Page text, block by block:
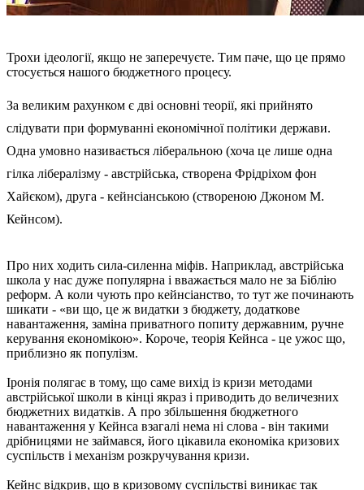
Трохи ідеології, якщо не заперечуєте. Тим паче, що це прямо
стосується нашого бюджетного процесу.
За великим рахунком є дві основні теорії, які прийнято
слідувати при формуванні економічної політики держави.
Одна умовно називається ліберальною (хоча це лише одна
гілка лібералізму - австрійська, створена Фрідріхом фон
Хайєком), друга - кейнсіанською (створеною Джоном М.
Кейнсом).
Про них ходить сила-силенна міфів. Наприклад, австрійська
школа у нас дуже популярна і вважається мало не за Біблію
реформ. А коли чують про кейнсіанство, то тут же починають
шикати - «ви що, це ж видатки з бюджету, додаткове
навантаження, заміна приватного попиту державним, ручне
керування економікою». Короче, теорія Кейнса - це ужос що,
приблизно як популізм.
Іронія полягає в тому, що саме вихід із кризи методами
австрійської школи в кінці якраз і приводить до величезних
бюджетних видатків. А про збільшення бюджетного
навантаження у Кейнса взагалі нема ні слова - він такими
дрібницями не займався, його цікавила економіка кризових
суспільств і механізм розкручування кризи.
Кейнс відкрив, що в кризовому суспільстві виникає так